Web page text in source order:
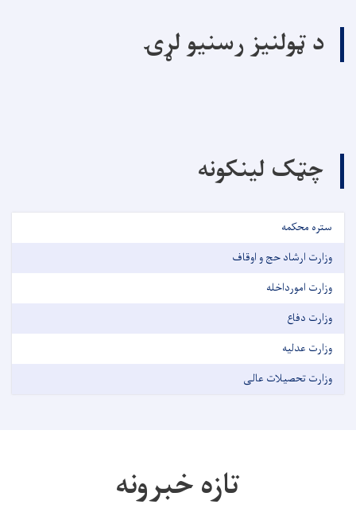
د ټولنیز رسنیو لړۍ
چټک لینکونه
ستره محکمه
وزارت ارشاد حج و اوقاف
وزارت امورداخله
وزارت دفاع
وزارت عدلیه
وزارت تحصیلات عالی
تازه خبرونه